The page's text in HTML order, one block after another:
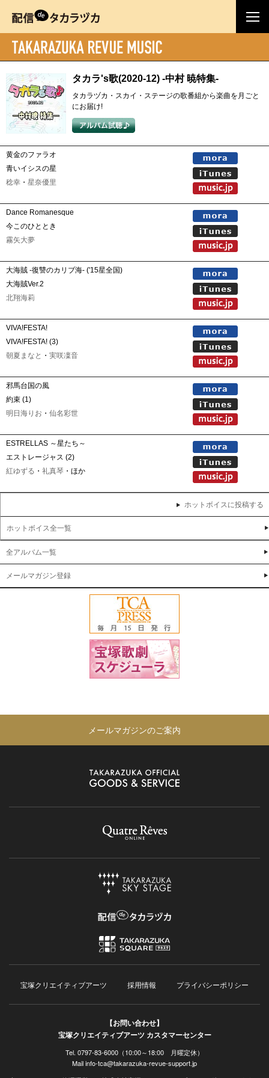
タカラ's歌(2020-12) -中村 暁特集-
タカラヅカ・スカイ・ステージの歌番組から楽曲を月ごと
にお届け!
黄金のファラオ
青いイシスの星
稔幸 ・ 星奈優里
Dance Romanesque
今このひととき
霧矢大夢
大海賊 -復讐のカリブ海- ('15星全国)
大海賊Ver.2
北翔海莉
VIVA!FESTA!
VIVA!FESTA! (3)
朝夏まなと ・ 実咲凜音
邪馬台国の風
約束 (1)
明日海りお ・ 仙名彩世
ESTRELLAS ～星たち～
エストレージャス (2)
紅ゆずる ・ 礼真琴 ・ほか
ホットボイスに投稿する
ホットボイス全一覧
全アルバム一覧
メールマガジン登録
メールマガジンのご案内
宝塚クリエイティブアーツ 採用情報 プライバシーポリシー
【お問い合わせ】
宝塚クリエイティブアーツ カスタマーセンター
Tel. 0797-83-6000（10:00～18:00 月曜定休）
Mail info-tca@takarazuka-revue-support.jp